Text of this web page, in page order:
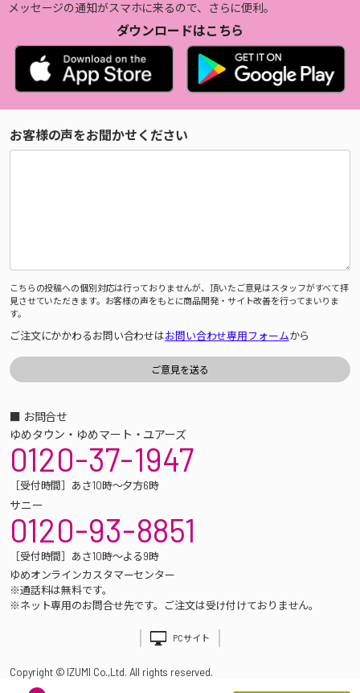
メッセージの通知がスマホに来るので、さらに便利。
ダウンロードはこちら
お客様の声をお聞かせください
こちらの投稿への個別対応は行っておりませんが、頂いたご意見はスタッフがすべて拝
見させていただきます。お客様の声をもとに商品開発・サイト改善を行ってまいりま
す。
ご注文にかかわるお問い合わせはお問い合わせ専用フォームから
■ お問合せ
ゆめタウン・ゆめマート・ユアーズ
0120-37-1947
［受付時間］あさ10時～夕方6時
サニー
0120-93-8851
［受付時間］あさ10時～よる9時
ゆめオンラインカスタマーセンター
※通話料は無料です。
※ネット専用のお問合せ先です。ご注文は受け付けておりません。
PCサイト
Copyright © IZUMI Co.,Ltd. All rights reserved.